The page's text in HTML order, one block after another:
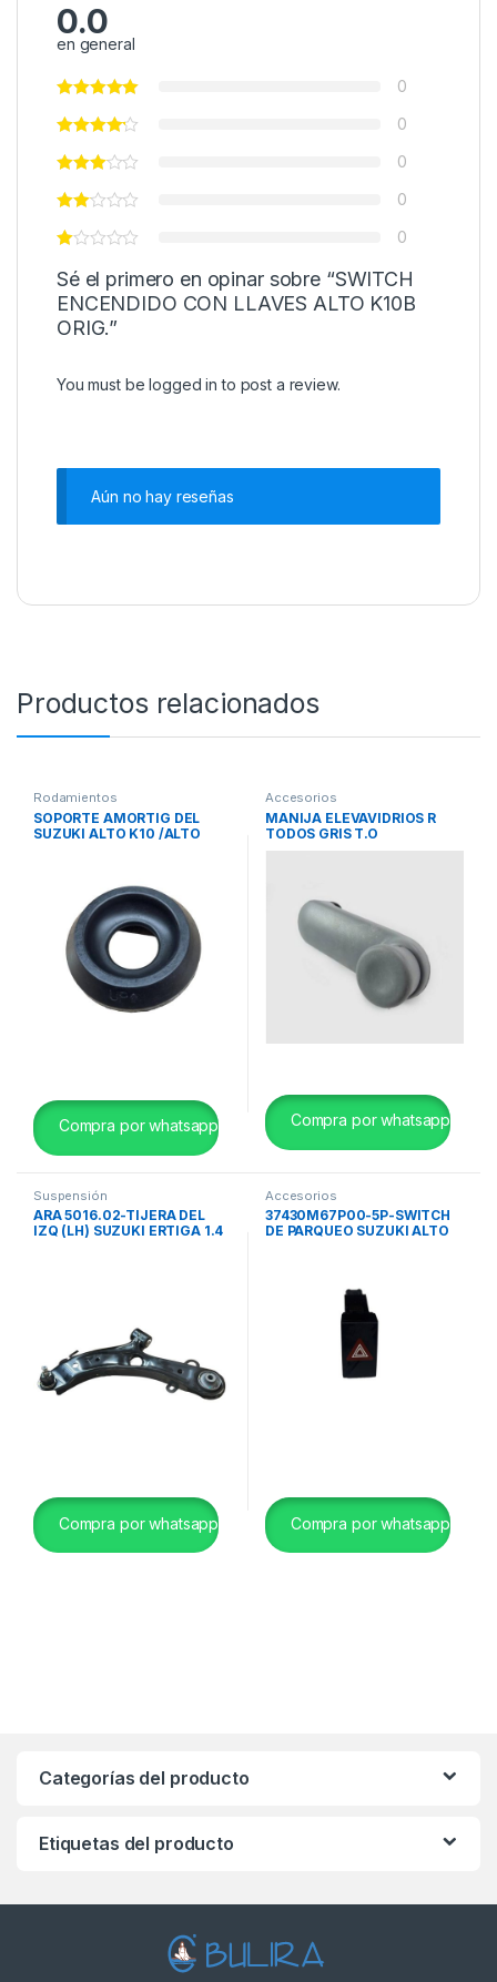
0.0
en general
0
0
0
0
0
Sé el primero en opinar sobre “SWITCH
ENCENDIDO CON LLAVES ALTO K10B
ORIG.”
You must belogged in to post a review.
Aún no hay reseñas
Productos relacionados
Rodamientos
SOPORTE AMORTIG DEL
SUZUKI ALTO K10 /ALTO
Compra por whatsapp
Accesorios
MANIJA ELEVAVIDRIOS R
TODOS GRIS T.O
Compra por whatsapp
Suspensión
ARA 5016.02-TIJERA DEL
IZQ (LH) SUZUKI ERTIGA 1.4
Compra por whatsapp
Accesorios
37430M67P00-5P-SWITCH
DE PARQUEO SUZUKI ALTO
Compra por whatsapp
Categorías del producto
Etiquetas del producto